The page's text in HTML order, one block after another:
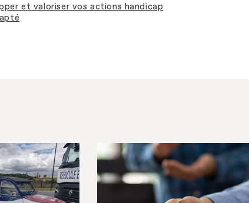
et valoriser vos actions handicap